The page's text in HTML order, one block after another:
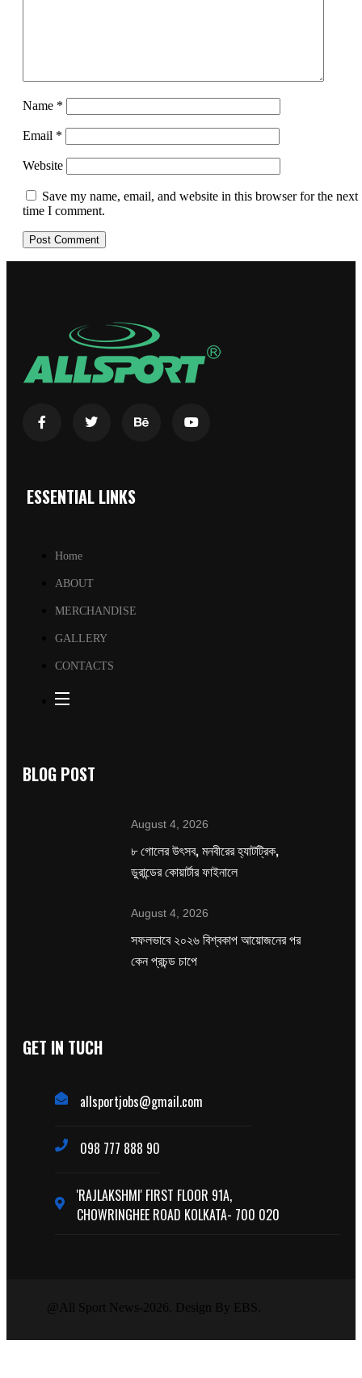
Name *
Email *
Website
Save my name, email, and website in this browser for the next
time I comment.
ESSENTIAL LINKS
Home
ABOUT
MERCHANDISE
GALLERY
CONTACTS
BLOG POST
August 4, 2026
৮ গোলের উৎসব, মনবীরের হ্যাটট্রিক,
ডুরান্ডের কোয়ার্টার ফাইনালে
August 4, 2026
সফলভাবে ২০২৬ বিশ্বকাপ আয়োজনের পর
কেন প্রচন্ড চাপে
GET IN TUCH
allsportjobs@gmail.com
098 777 888 90
'RAJLAKSHMI' FIRST FLOOR 91A,
CHOWRINGHEE ROAD KOLKATA- 700 020
@All Sport News-2026. Design By EBS.